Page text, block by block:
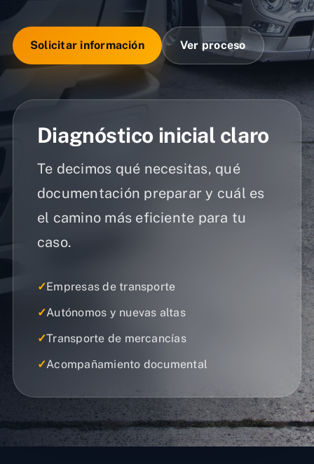
Solicitar información Ver proceso
Diagnóstico inicial claro
Te decimos qué necesitas, qué
documentación preparar y cuál es
el camino más eficiente para tu
caso.
✓Empresas de transporte
✓Autónomos y nuevas altas
✓Transporte de mercancías
✓Acompañamiento documental